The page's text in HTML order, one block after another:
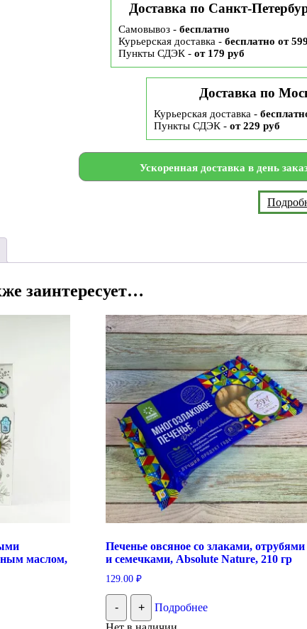
Доставка по Санкт-
Самовывоз - бесплатно
Курьерская доставка - бесплатно от
Пункты СДЭК - от 179 руб
Доставка по
Курьерская доставка -
Пункты СДЭК - от 229 руб
Ускоренная доставка в день
заинтересует…
маслом,
Печенье овсяное со злаками, отрубями
и семечками, Absolute Nature, 210 гр
129.00₽
- +
Подробнее